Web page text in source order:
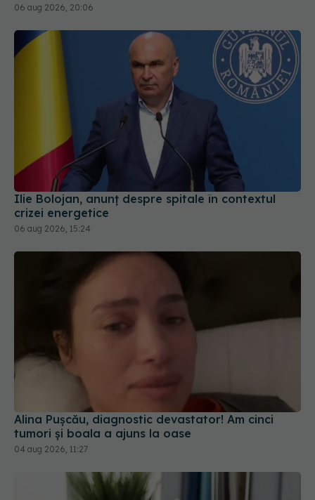
06 aug 2026, 20:06
Ilie Bolojan, anunț despre spitale în contextul
crizei energetice
06 aug 2026, 15:24
Alina Pușcău, diagnostic devastator! Am cinci
tumori și boala a ajuns la oase
04 aug 2026, 11:27